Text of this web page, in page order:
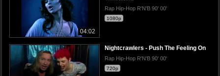
04:02
Rap Hip-Hop R'N'B 90' 00'
1080p
Nightcrawlers - Push The Feeling On
Rap Hip-Hop R'N'B 90' 00'
720p